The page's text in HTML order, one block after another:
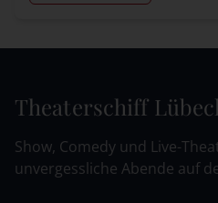
Theaterschiff
Show, Comedy und Live-
unvergessliche Abende auf